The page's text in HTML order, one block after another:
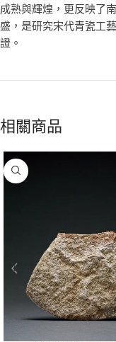
成熟與輝煌，更反映了
盛，是研究宋代青瓷工
證。
相關商品